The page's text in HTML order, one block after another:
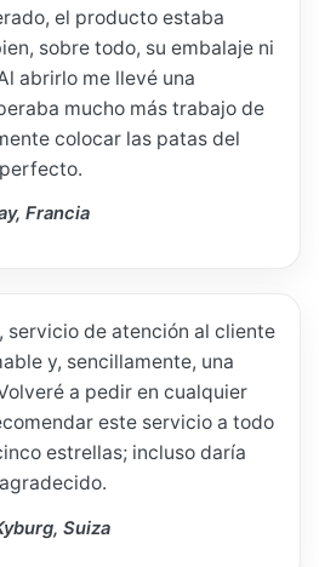
el producto estaba
sobre todo, su embalaje ni
abrirlo me llevé una
mucho más trabajo de
colocar las patas del
Francia
servicio de atención al cliente
y, sencillamente, una
a pedir en cualquier
este servicio a todo
estrellas; incluso daría
Suiza